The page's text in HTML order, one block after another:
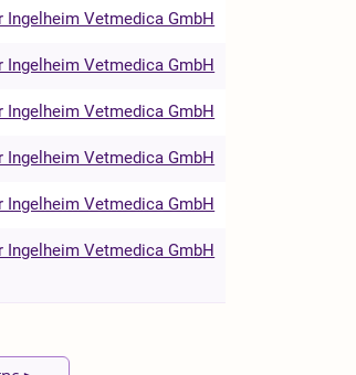
Ingelheim Vetmedica GmbH
Ingelheim Vetmedica GmbH
Ingelheim Vetmedica GmbH
Ingelheim Vetmedica GmbH
Ingelheim Vetmedica GmbH
Ingelheim Vetmedica GmbH